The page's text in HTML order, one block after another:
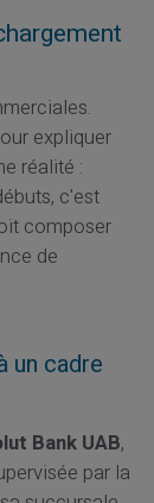
expliquer
réalité :
c'est
composer
de
un cadre
Bank UAB,
par la